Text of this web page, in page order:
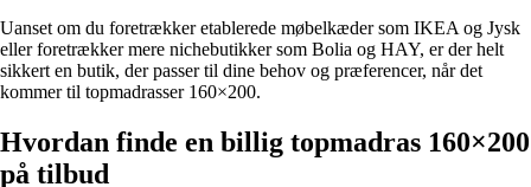
Uanset om du foretrækker etablerede møbelkæder som IKEA og Jysk
eller foretrækker mere nichebutikker som Bolia og HAY, er der helt
sikkert en butik, der passer til dine behov og præferencer, når det
kommer til topmadrasser 160×200.
Hvordan finde en billig topmadras 160×200
på tilbud